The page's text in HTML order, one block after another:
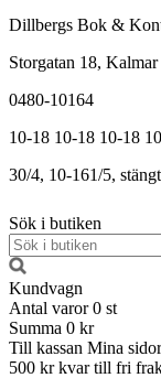
Dillbergs Bok &
Storgatan 18, Kalmar
0480-10164
10-18 10-18 10-18
30/4, 10-161/5, stängt
Sök i butiken
Kundvagn
Antal varor 0 st
Summa 0 kr
Till kassan Mina sidor
500 kr kvar till fri